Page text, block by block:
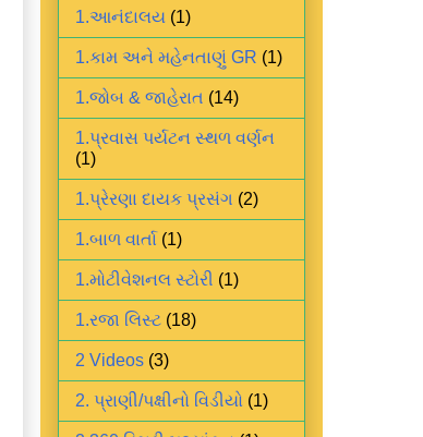
1.આનંદાલય (1)
1.કામ અને મહેનતાણું GR (1)
1.જોબ & જાહેરાત (14)
1.પ્રવાસ પર્યટન સ્થળ વર્ણન
(1)
1.પ્રેરણા દાયક પ્રસંગ (2)
1.બાળ વાર્તા (1)
1.મોટીવેશનલ સ્ટોરી (1)
1.રજા લિસ્ટ (18)
2 Videos (3)
2. પ્રાણી/પક્ષીનો વિડીયો (1)